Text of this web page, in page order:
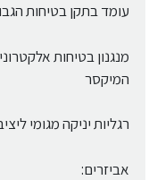
עומד בתקן בטיחות
מנגנון בטיחות
המיקסר
רגליות יניקה מגומי
אביזרים: